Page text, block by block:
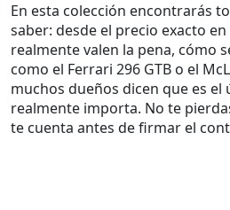
En esta colección encontrarás
saber: desde el precio exacto
realmente valen la pena, cómo
como el Ferrari 296 GTB o el
muchos dueños dicen que es el
realmente importa. No te
te cuenta antes de firmar el